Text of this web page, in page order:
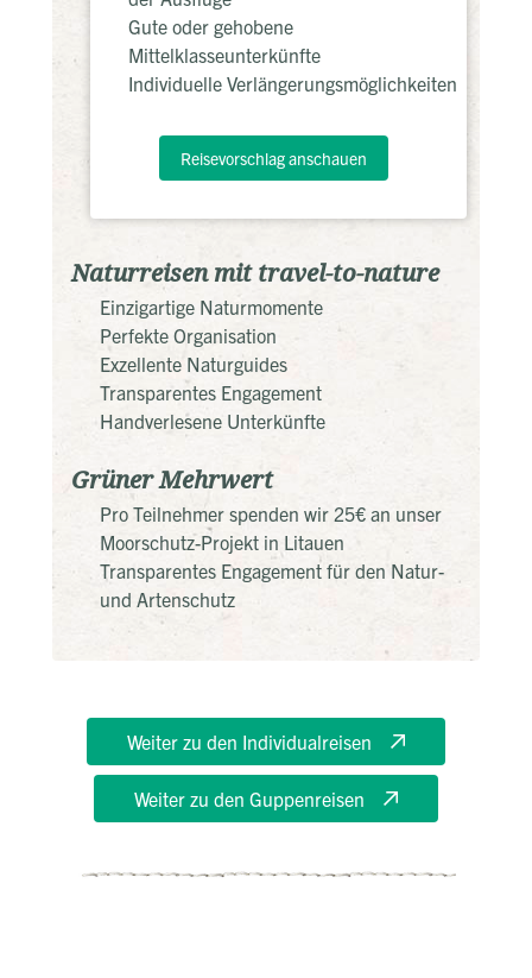
Naturreisen mit travel-to-nature
Einzigartige Naturmomente
Perfekte Organisation
Exzellente Naturguides
Transparentes Engagement
Handverlesene Unterkünfte
Grüner Mehrwert
Pro Teilnehmer spenden wir 25€ an unser
Moorschutz-Projekt in Litauen
Transparentes Engagement für den Natur-
und Artenschutz
Gute oder gehobene
Mittelklasseunterkünfte
Individuelle Verlängerungsmöglichkeiten
Reisevorschlag anschauen
Weiter zu den Individualreisen
Weiter zu den Guppenreisen